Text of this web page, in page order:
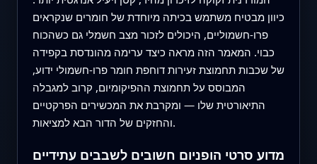
כיוון מבטיח משתמש בכיתה מיוחדת של חומרים שנקראים
פרו‑חשמוליים, היכולים לזכור מצב חשמלי גם כשהכוח
כבוי. המאמר הזה מראה כיצד ערימה מהונדסת בקפידה
של שכבות תחמוצת זעירות דוחפת חומר פרו‑חשמולי ידוע,
המבוסס על תחמוצת ההפיקומיום, קרוב למגבלה
התיאורטית שלו — ומקרבת את המכשירים הפרקטיים
והחזקים של הדור הבא למציאות.
מדוע סרטי הופניום חשובים לשבבים עתידיים